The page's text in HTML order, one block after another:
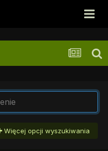
Więcej opcji wyszukiwania